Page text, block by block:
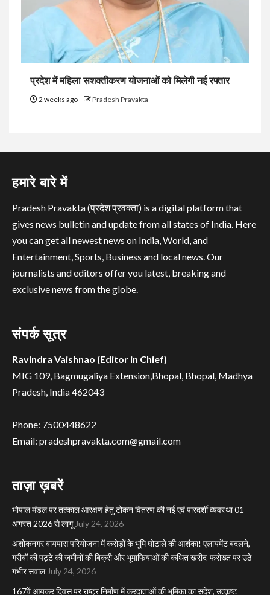
प्रदेश में महिला सशक्तीकरण योजनाओं को मिलेगी नई रफ्तार
2 weeks ago Pradesh Pravakta
हमारे बारे में
Pradesh Pravakta (प्रदेश प्रवक्ता) is a digital platform that
gives news bulletin and update from all states of India. Here
you can get all newest news on India, World, and
Entertainment, Sports, Business and local news. Our
journalists and editors offer you latest, breaking and
exclusive news from the globe.
संपर्क सूत्र
Ravindra Vaishnao (Editor in Chief)
MIG 109, Bagmugaliya Extension,Bhopal, Bhopal, Madhya
Pradesh, India 462043
Phone: 7500448622
Email: pradeshpravakta.com@gmail.com
ताज़ा ख़बरें
भोपाल मंडल पर तत्काल आरक्षण हेतु टोकन वितरण की नई एवं पारदर्शी व्यवस्था 01
अगस्त 2026 से लागू July 24, 2026
अशोकनगर बायपास परियोजना में करोड़ों के भूमि घोटाले की आशंका! एलायमेंट बदलने,
गरीबों की पट्टे की जमीनों की बिक्री और भूमाफियाओं की कथित खरीद-फरोख्त पर उठे
गंभीर सवाल July 24, 2026
167वें आयकर दिवस पर राष्ट्र निर्माण में करदाताओं की भूमिका का संदेश, उत्कृष्ट